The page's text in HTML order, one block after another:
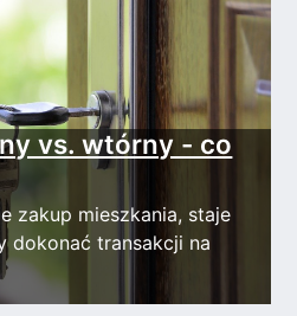
vs. wtórny - co
mieszkania, staje
dokonać transakcji na